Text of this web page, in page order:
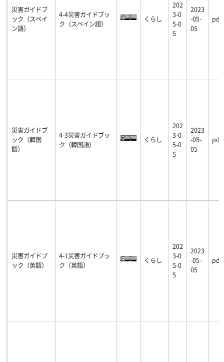
災害ガイドブ
ック（スペイ
ン語）
4-4災害ガイドブッ
ク（スペイン語）
くらし
202
3-0
5-0
5
2023
-05-
05
pdf
災害ガイドブ
ック（韓国
語）
4-3災害ガイドブッ
ク（韓国語）
くらし
202
3-0
5-0
5
2023
-05-
05
pdf
災害ガイドブ
ック（英語）
4-1災害ガイドブッ
ク（英語）
くらし
202
3-0
5-0
5
2023
-05-
05
pdf